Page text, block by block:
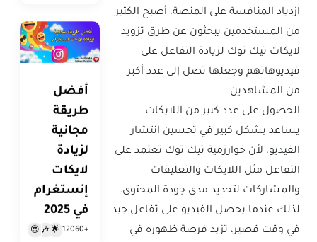
ازدياد المنافسة على المنصة، أصبح الكثير
من المستخدمين يبحثون عن طرق تزويد
لايكات تيك توك لزيادة التفاعل على
فيديوهاتهم وجعلها تصل إلى عدد أكبر
من المشاهدين.
الحصول على عدد كبير من اللايكات
يساعد بشكل كبير في تحسين انتشار
الفيديو، لأن خوارزمية تيك توك تعتمد على
التفاعل مثل اللايكات والتعليقات
والمشاركات لتحديد مدى جودة المحتوى.
لذلك عندما يحصل الفيديو على تفاعل جيد
في وقت قصير، تزيد فرصة ظهوره في
أفضل
طريقة
مجانية
لزيادة
لايكات
إنستغرام
في 2025
+12060
🌟
🎶
😍